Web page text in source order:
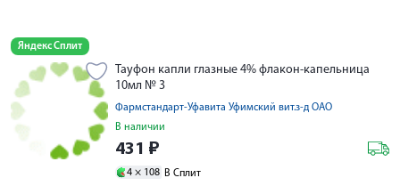
Яндекс Сплит
Тауфон капли глазные 4% флакон-капельница
10мл № 3
Фармстандарт-Уфавита Уфимский вит.з-д ОАО
В наличии
431 ₽
4 × 108 В Сплит